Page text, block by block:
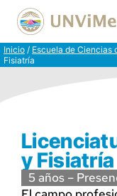
Inicio / Escuela de Ciencias
Fisiatría
y Fisiatría
5 años –